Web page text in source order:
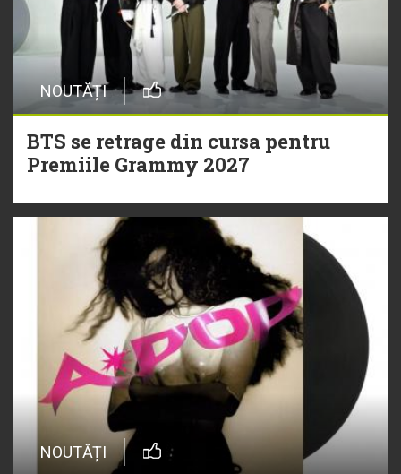
NOUTĂȚI
BTS se retrage din cursa pentru
Premiile Grammy 2027
NOUTĂȚI